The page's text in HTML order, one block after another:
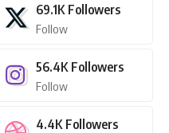
69.1K Followers
Follow
56.4K Followers
Follow
4.4K Followers